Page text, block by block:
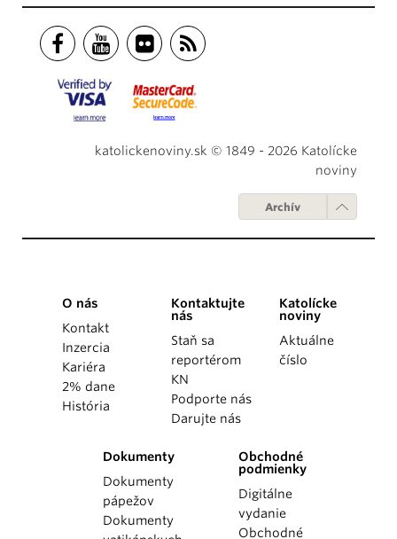
katolickenoviny.sk © 1849 - 2026 Katolícke
noviny
Archív
O nás
Kontakt
Inzercia
Kariéra
2% dane
História
Kontaktujte
nás
Staň sa
reportérom
KN
Podporte nás
Darujte nás
Katolícke
noviny
Aktuálne
číslo
Dokumenty
Dokumenty
pápežov
Dokumenty
Obchodné
podmienky
Digitálne
vydanie
Obchodné